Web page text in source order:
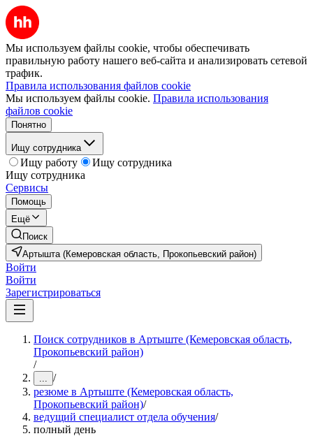
Мы используем файлы cookie, чтобы обеспечивать
правильную работу нашего веб-сайта и анализировать сетевой
трафик.
Правила использования файлов cookie
Мы используем файлы cookie. Правила использования
файлов cookie
Понятно
Ищу сотрудника
Ищу работу
Ищу сотрудника
Ищу сотрудника
Сервисы
Помощь
Ещё
Поиск
Артышта (Кемеровская область, Прокопьевский район)
Войти
Войти
Зарегистрироваться
Поиск сотрудников в Артыште (Кемеровская область,
Прокопьевский район)
/
... /
резюме в Артыште (Кемеровская область,
Прокопьевский район)/
ведущий специалист отдела обучения/
полный день